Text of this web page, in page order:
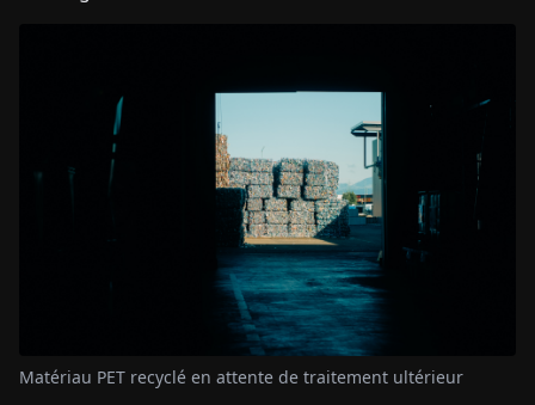
Matériau PET recyclé en attente de traitement ultérieur